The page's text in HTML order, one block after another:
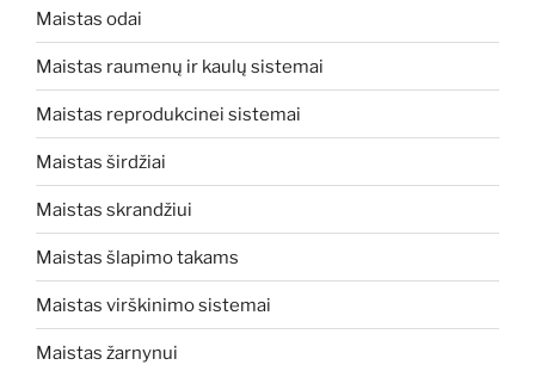
Maistas odai
Maistas raumenų ir kaulų sistemai
Maistas reprodukcinei sistemai
Maistas širdžiai
Maistas skrandžiui
Maistas šlapimo takams
Maistas virškinimo sistemai
Maistas žarnynui